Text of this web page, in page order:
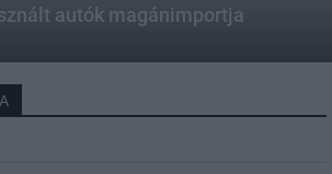
autók magánimportja